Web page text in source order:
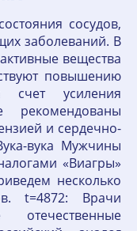
сосудов,
заболеваний. В
вещества
повышению
счет усиления
и сердечно-
вука Мужчины
«Виагры»
несколько
t=4872: Врачи
отечественные